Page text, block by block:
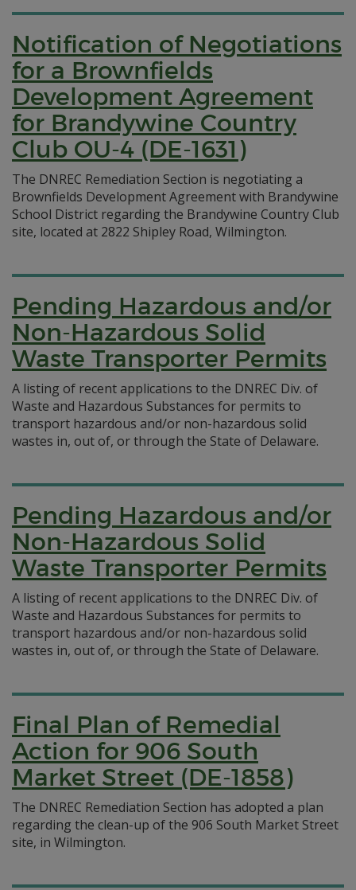
Notification of Negotiations
for a Brownfields
Development Agreement
for Brandywine Country
Club OU-4 (DE-1631)
The DNREC Remediation Section is negotiating a
Brownfields Development Agreement with Brandywine
School District regarding the Brandywine Country Club
site, located at 2822 Shipley Road, Wilmington.
Pending Hazardous and/or
Non-Hazardous Solid
Waste Transporter Permits
A listing of recent applications to the DNREC Div. of
Waste and Hazardous Substances for permits to
transport hazardous and/or non-hazardous solid
wastes in, out of, or through the State of Delaware.
Pending Hazardous and/or
Non-Hazardous Solid
Waste Transporter Permits
A listing of recent applications to the DNREC Div. of
Waste and Hazardous Substances for permits to
transport hazardous and/or non-hazardous solid
wastes in, out of, or through the State of Delaware.
Final Plan of Remedial
Action for 906 South
Market Street (DE-1858)
The DNREC Remediation Section has adopted a plan
regarding the clean-up of the 906 South Market Street
site, in Wilmington.